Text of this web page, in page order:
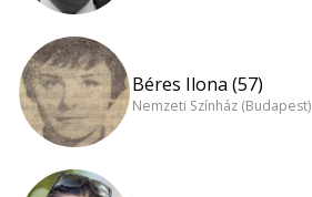
Béres Ilona (57)
Nemzeti Színház (Budapest)